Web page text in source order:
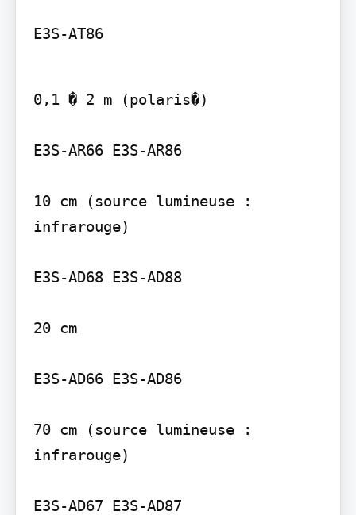
E3S-AT86
0,1 � 2 m (polaris�)
E3S-AR66 E3S-AR86
10 cm (source lumineuse :
infrarouge)
E3S-AD68 E3S-AD88
20 cm
E3S-AD66 E3S-AD86
70 cm (source lumineuse :
infrarouge)
E3S-AD67 E3S-AD87